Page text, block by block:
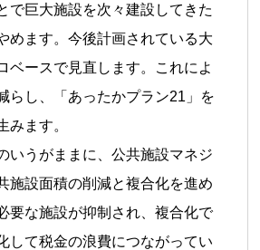
で巨大施設を次々建設してきた
めます。今後計画されている大
ベースで見直します。これによ
らし、「あったかプラン21」を
みます。
いうがままに、公共施設マネジ
施設面積の削減と複合化を進め
要な施設が抑制され、複合化で
して税金の浪費につながってい